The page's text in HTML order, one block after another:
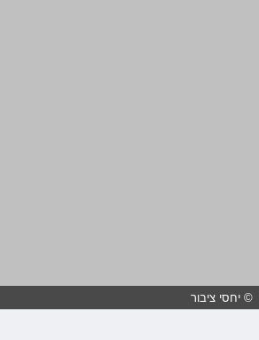
© יחסי ציבור